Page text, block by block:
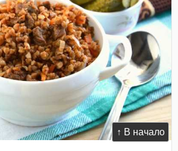
↑ В начало